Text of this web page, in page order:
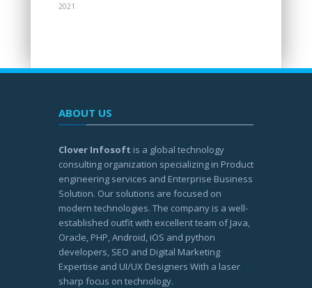
2021
ABOUT US
Clover Infosoft is a global technology
consulting organization specializing in Product
engineering services and Enterprise Business
Solution. Our solutions are focused on
modern technologies. The company is a well-
established outfit with excellent team of Java,
Oracle, PHP, Android, iOS and python
developers, SEO and Digital Marketing
Expertise and UI/UX Designers With a laser
sharp focus on technology.